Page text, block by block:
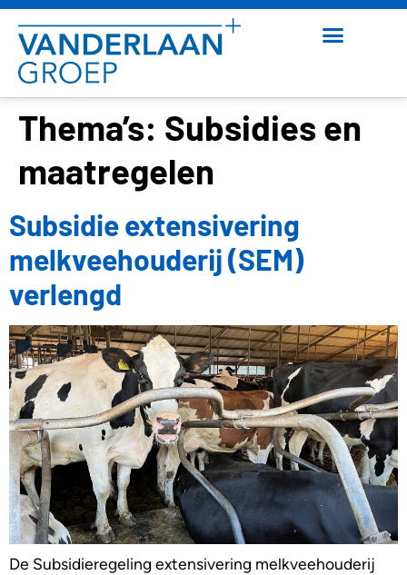
Thema’s: Subsidies en
maatregelen
Subsidie extensivering
melkveehouderij (SEM)
verlengd
De Subsidieregeling extensivering melkveehouderij